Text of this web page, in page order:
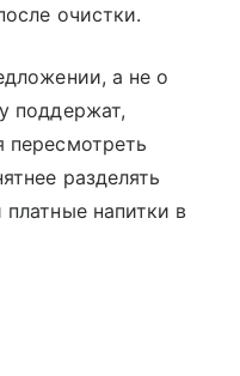
очистки.
а не о
поддержат,
пересмотреть
разделять
напитки в